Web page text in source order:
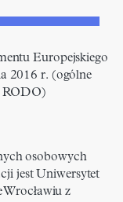
Europejskiego
2016 r. (ogólne
RODO)
osobowych
jest Uniwersytet
z